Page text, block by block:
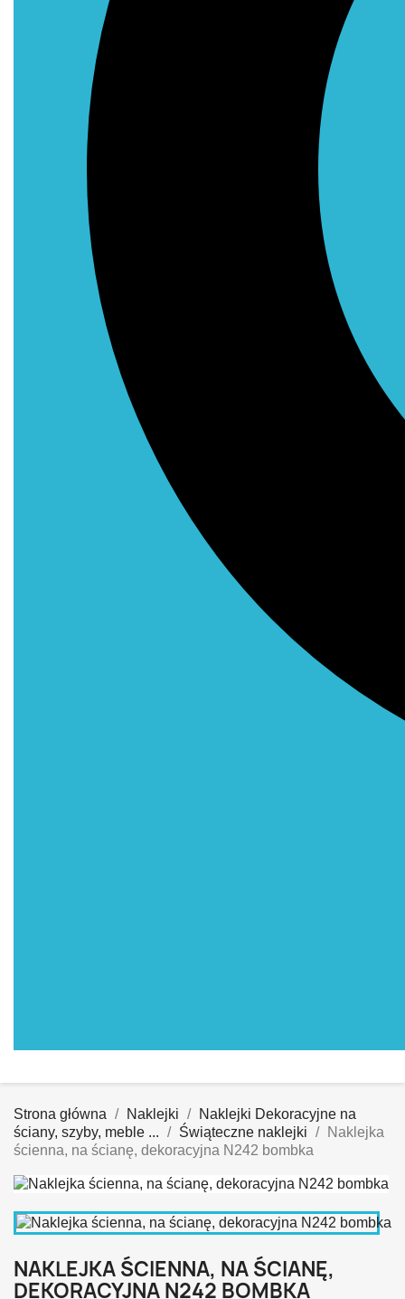
Strona główna Naklejki
Naklejki Dekoracyjne na
ściany, szyby, meble ...
Świąteczne naklejki
Naklejka
ścienna, na ścianę, dekoracyjna N242 bombka
NAKLEJKA ŚCIENNA, NA ŚCIANĘ,
DEKORACYJNA N242 BOMBKA